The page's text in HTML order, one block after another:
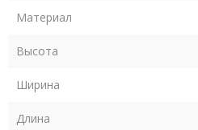
Материал
Высота
Ширина
Длина